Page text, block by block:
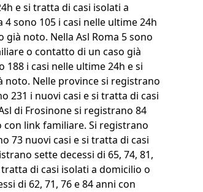
e si tratta di casi isolati a
sono 105 i casi nelle ultime 24h
noto. Nella Asl Roma 5 sono
o contatto di un caso già
188 i casi nelle ultime 24h e si
Nelle province si registrano
231 i nuovi casi e si tratta di casi
di Frosinone si registrano 84
link familiare. Si registrano
73 nuovi casi e si tratta di casi
sette decessi di 65, 74, 81,
di casi isolati a domicilio o
di 62, 71, 76 e 84 anni con